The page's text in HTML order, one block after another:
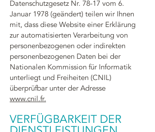
Datenschutzgesetz Nr. 78-17 vom 6.
Januar 1978 (geändert) teilen wir Ihnen
mit, dass diese Website einer Erklärung
zur automatisierten Verarbeitung von
personenbezogenen oder indirekten
personenbezogenen Daten bei der
Nationalen Kommission für Informatik
unterliegt und Freiheiten (CNIL)
überprüfbar unter der Adresse
www.cnil.fr.
VERFÜGBARKEIT DER